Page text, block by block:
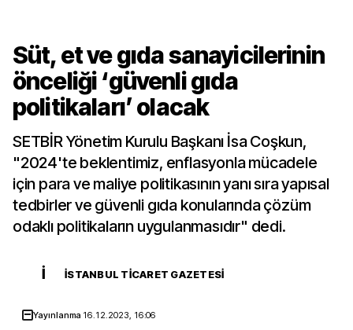
Süt, et ve gıda sanayicilerinin
önceliği ‘güvenli gıda
politikaları’ olacak
SETBİR Yönetim Kurulu Başkanı İsa Coşkun,
"2024'te beklentimiz, enflasyonla mücadele
için para ve maliye politikasının yanı sıra yapısal
tedbirler ve güvenli gıda konularında çözüm
odaklı politikaların uygulanmasıdır" dedi.
İ İSTANBUL TICARET GAZETESI
Yayınlanma 16.12.2023, 16:06